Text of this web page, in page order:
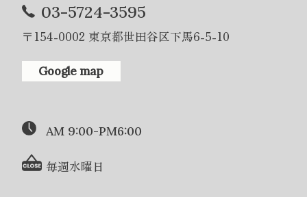
03-5724-3595
〒154-0002 東京都世田谷区下馬6-5-10
Google map
AM 9:00-PM6:00
毎週水曜日